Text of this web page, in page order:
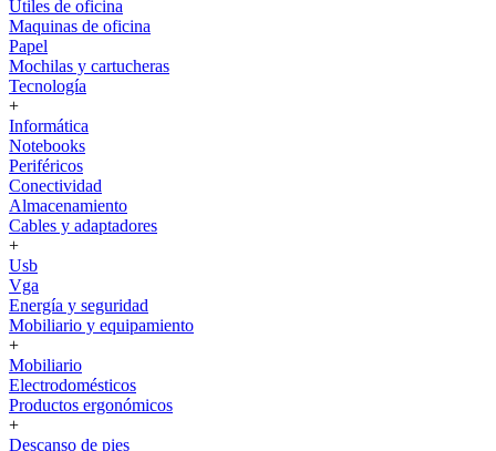
Útiles de oficina
Maquinas de oficina
Papel
Mochilas y cartucheras
Tecnología
+
Informática
Notebooks
Periféricos
Conectividad
Almacenamiento
Cables y adaptadores
+
Usb
Vga
Energía y seguridad
Mobiliario y equipamiento
+
Mobiliario
Electrodomésticos
Productos ergonómicos
+
Descanso de pies